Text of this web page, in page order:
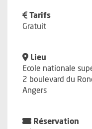
Tarifs
Gratuit
Lieu
Ecole nationale
2 boulevard du
Angers
Réservation